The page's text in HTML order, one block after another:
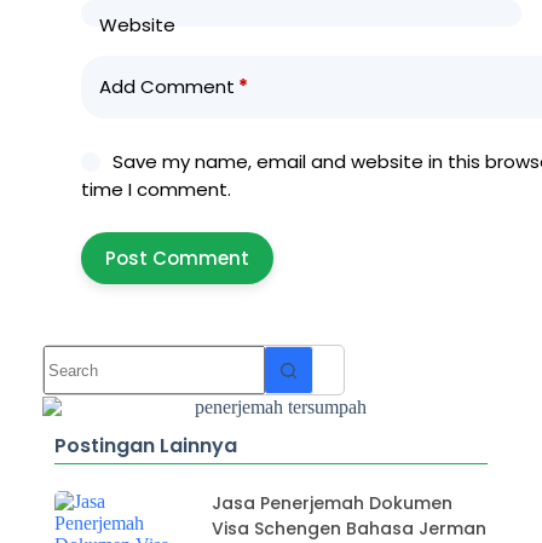
Website
Add Comment *
Save my name, email and website in this
time I comment.
Post Comment
Postingan Lainnya
Jasa Penerjemah Dokumen
Visa Schengen Bahasa Jerman